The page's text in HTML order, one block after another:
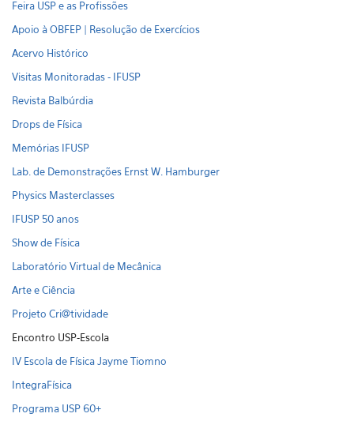
Feira USP e as Profissões
Apoio à OBFEP | Resolução de Exercícios
Acervo Histórico
Visitas Monitoradas - IFUSP
Revista Balbúrdia
Drops de Física
Memórias IFUSP
Lab. de Demonstrações Ernst W. Hamburger
Physics Masterclasses
IFUSP 50 anos
Show de Física
Laboratório Virtual de Mecânica
Arte e Ciência
Projeto Cri@tividade
Encontro USP-Escola
IV Escola de Física Jayme Tiomno
IntegraFísica
Programa USP 60+